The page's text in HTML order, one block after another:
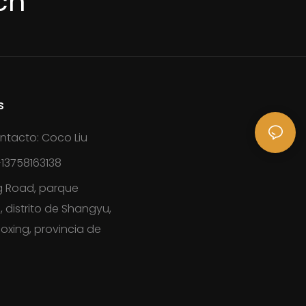
Coco Liu
Road, parque
distrito de Shangyu,
provincia de